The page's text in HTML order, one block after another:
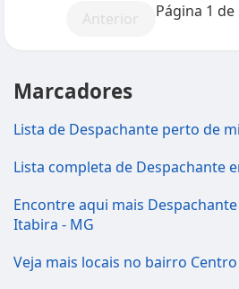
Anterior Página 1 de
Marcadores
Lista de Despachante perto de
Lista completa de Despachante
Encontre aqui mais
Itabira - MG
Veja mais locais no bairro